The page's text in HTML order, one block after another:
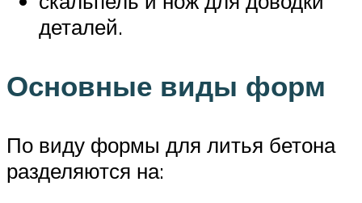
деталей.
Основные виды форм
По виду формы для литья бетона
разделяются на: